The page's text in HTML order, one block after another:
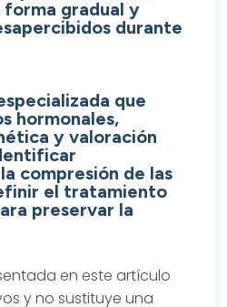
gradual y
durante
que
hormonales,
y valoración
compresión de las
el tratamiento
preservar la
en este artículo
y no sustituye una